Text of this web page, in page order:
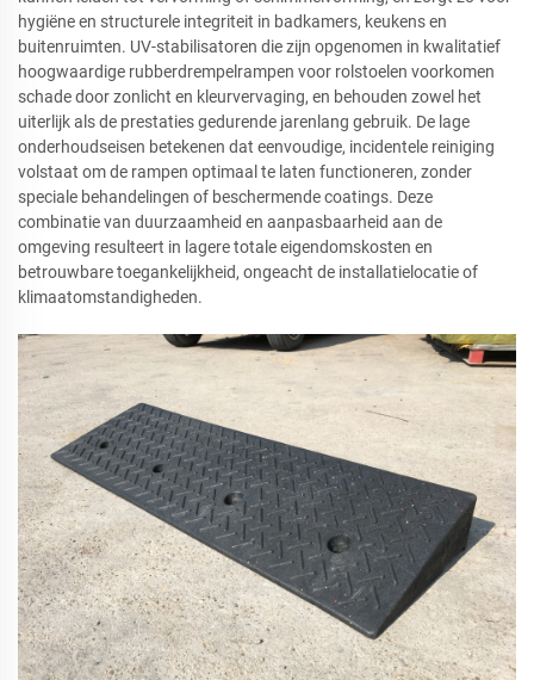
hygiëne en structurele integriteit in badkamers, keukens en
buitenruimten. UV-stabilisatoren die zijn opgenomen in kwalitatief
hoogwaardige rubberdrempelrampen voor rolstoelen voorkomen
schade door zonlicht en kleurvervaging, en behouden zowel het
uiterlijk als de prestaties gedurende jarenlang gebruik. De lage
onderhoudseisen betekenen dat eenvoudige, incidentele reiniging
volstaat om de rampen optimaal te laten functioneren, zonder
speciale behandelingen of beschermende coatings. Deze
combinatie van duurzaamheid en aanpasbaarheid aan de
omgeving resulteert in lagere totale eigendomskosten en
betrouwbare toegankelijkheid, ongeacht de installatielocatie of
klimaatomstandigheden.